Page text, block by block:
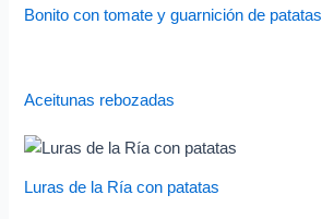
Bonito con tomate y guarnición de patatas
Aceitunas rebozadas
Luras de la Ría con patatas